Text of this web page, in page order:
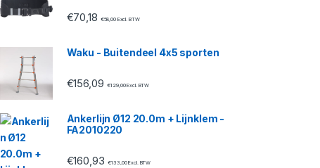
€70,18 €58,00Excl. BTW
Waku - Buitendeel 4x5 sporten
€156,09 €129,00Excl. BTW
Ankerlijn Ø12 20.0m + Lijnklem -
FA2010220
€160,93 €133,00Excl. BTW